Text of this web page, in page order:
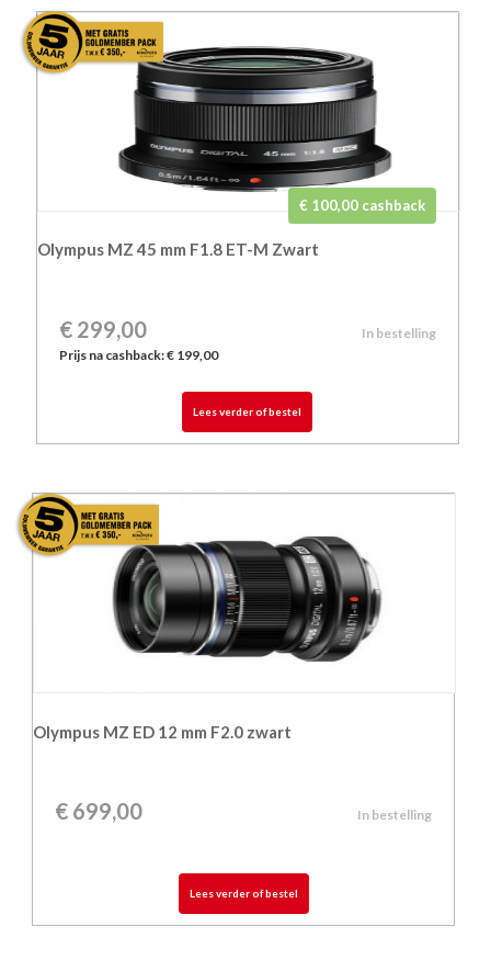
Olympus MZ 45 mm F1.8 ET-M Zwart
€ 100,00 cashback
€299,00
In bestelling
Prijs na cashback: € 199,00
Lees verder of bestel
Olympus MZ ED 12 mm F2.0 zwart
€ 699,00 In bestelling
Lees verder of bestel